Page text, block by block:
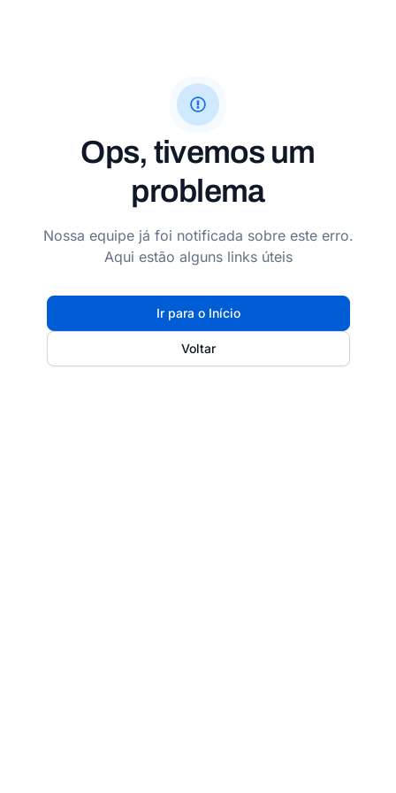
Ops, tivemos um
problema
Nossa equipe já foi notificada sobre este erro.
Aqui estão alguns links úteis
Ir para o Início
Voltar